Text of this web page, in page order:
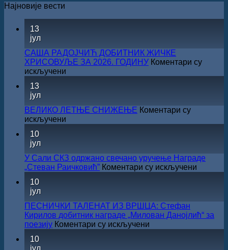
Најновије вести
13
јул
САША РАДОЈЧИЋ ДОБИТНИК ЖИЧКЕ
ХРИСОВУЉЕ ЗА 2026. ГОДИНУ Коментари су
искључени
ЖИЧКЕ
ХРИСОВУЉЕ
ЗА
13
јул
ВЕЛИКО ЛЕТЊЕ СНИЖЕЊЕ Коментари су
искључени
10
јул
У Сали СКЗ одржано свечано уручење Награде
„Стеван Раичковић” Коментари су искључени
свечано
Награде
10
јул
ПЕСНИЧКИ ТАЛЕНАТ ИЗ ВРШЦА: Стефан
Кирилов добитник награде „Милован Данојлић“ за
поезију Коментари су искључени
10